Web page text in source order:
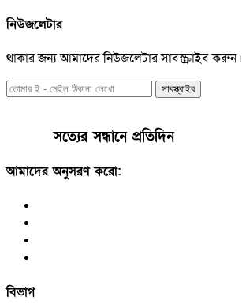
নিউজলেটার
থাকার জন্য আমাদের নিউজলেটার সাবস্ক্রাইব করুন।
সাবস্ক্রাইব
সত্যের সন্ধানে প্রতিদিন
আমাদের অনুসরণ করো:
বিভাগ